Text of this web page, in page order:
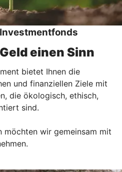
einen Sinn
bietet Ihnen die
und finanziellen Ziele mit
die ökologisch, ethisch,
sind.
möchten wir gemeinsam mit